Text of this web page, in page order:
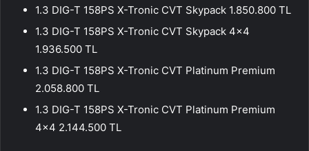
1.3 DIG-T 158PS X-Tronic CVT Skypack 1.850.800 TL
1.3 DIG-T 158PS X-Tronic CVT Skypack 4×4
1.936.500 TL
1.3 DIG-T 158PS X-Tronic CVT Platinum Premium
2.058.800 TL
1.3 DIG-T 158PS X-Tronic CVT Platinum Premium
4×4 2.144.500 TL